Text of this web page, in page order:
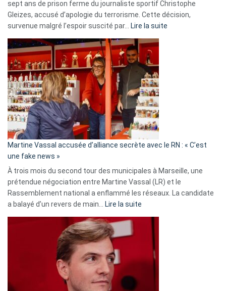
sept ans de prison ferme du journaliste sportif Christophe
Gleizes, accusé d’apologie du terrorisme. Cette décision,
survenue malgré l’espoir suscité par…
Lire la suite
Algérie
Martine Vassal accusée d’alliance secrète avec le RN : « C’est
une fake news »
À trois mois du second tour des municipales à Marseille, une
prétendue négociation entre Martine Vassal (LR) et le
Rassemblement national a enflammé les réseaux. La candidate
a balayé d’un revers de main…
Lire la suite
d’alliance
secrète